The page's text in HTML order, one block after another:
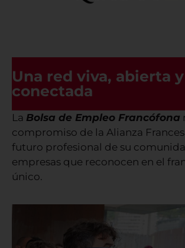
de Québec
Ver más
Una red viva, abierta y
conectada
La Bolsa de Empleo Francófona
compromiso de la Alianza
futuro profesional de su
empresas que reconocen en el
único.